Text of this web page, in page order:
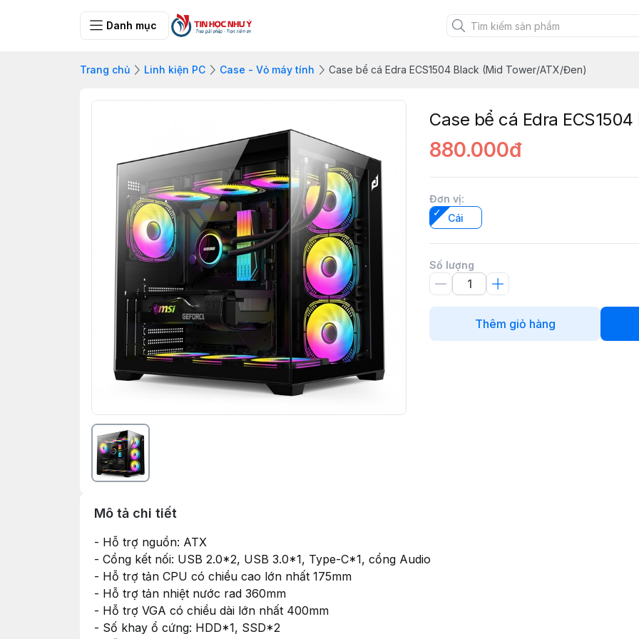
Danh mục
Trang chủ Linh kiện PC Case - Vỏ máy tính Case bể cá Edra ECS1504 Black (Mid Tower/ATX/Đen)
Case bể cá Edra
880.000đ
Đơn vị:
Cái
Số lượng
Thêm giỏ hàng
Mô tả chi tiết
- Hỗ trợ nguồn: ATX
- Cổng kết nối: USB 2.0*2, USB 3.0*1, Type-C*1, cổng Audio
- Hỗ trợ tản CPU có chiều cao lớn nhất 175mm
- Hỗ trợ tản nhiệt nước rad 360mm
- Hỗ trợ VGA có chiều dài lớn nhất 400mm
- Số khay ổ cứng: HDD*1, SSD*2